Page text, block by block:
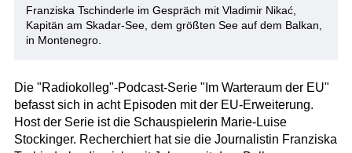
Franziska Tschinderle im Gespräch mit Vladimir Nikać,
Kapitän am Skadar-See, dem größten See auf dem Balkan,
in Montenegro.
Die "Radiokolleg"-Podcast-Serie "Im Warteraum der EU"
befasst sich in acht Episoden mit der EU-Erweiterung.
Host der Serie ist die Schauspielerin Marie-Luise
Stockinger. Recherchiert hat sie die Journalistin Franziska